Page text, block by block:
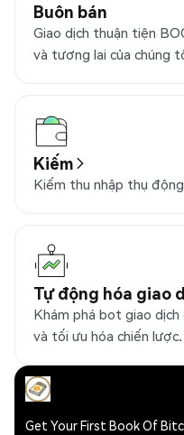
Buôn bán
Giao dịch thuận tiện
và tương lai của chúng
Kiếm
Kiếm thu nhập thụ
Tự động hóa giao
Khám phá bot giao
và tối ưu hóa chiến lược.
Get Your First Book Of